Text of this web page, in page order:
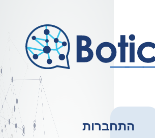
התחברות